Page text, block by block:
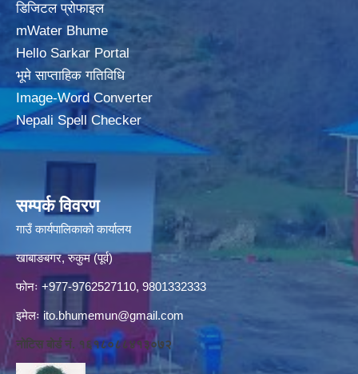
डिजिटल प्रोफाइल
mWater Bhume
Hello Sarkar Portal
भूमे साप्ताहिक गतिविधि
Image-Word Converter
Nepali Spell Checker
सम्पर्क विवरण
गाउँ कार्यपालिकाको कार्यालय
खाबाङबगर, रुकुम (पूर्व)
फोनः +977-9762527110, 9801332333
इमेलः ito.bhumemun@gmail.com
नोटिस बोर्ड नं. १६१८०८८४१३०७२